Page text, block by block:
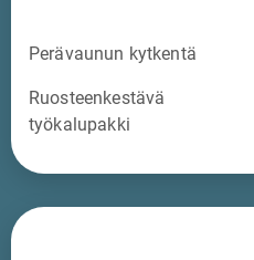
Perävaunun kytkentä
Ruosteenkestävä
työkalupakki